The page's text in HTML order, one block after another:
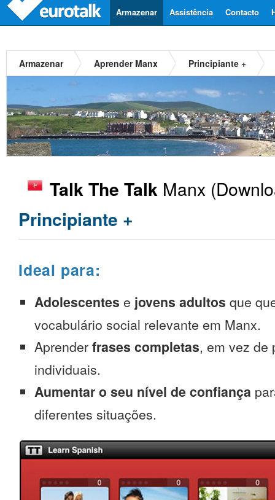
Contacto
Assistência
Armazenar
Armazenar Aprender Manx Principiante +
Talk The Talk Manx
Principiante +
Ideal para:
Adolescentes e jovens adultos que
vocabulário social relevante em Manx.
Aprender frases completas, em vez de
individuais.
Aumentar o seu nível de confiança
diferentes situações.